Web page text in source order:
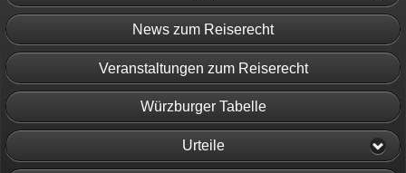
News zum Reiserecht
Veranstaltungen zum Reiserecht
Würzburger Tabelle
Urteile